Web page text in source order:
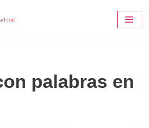
palabras en